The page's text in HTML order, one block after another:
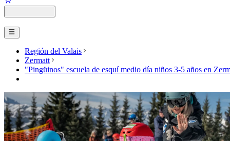
Región del Valais
Zermatt
"Pingüinos" escuela de esquí medio día niños 3-5 años en